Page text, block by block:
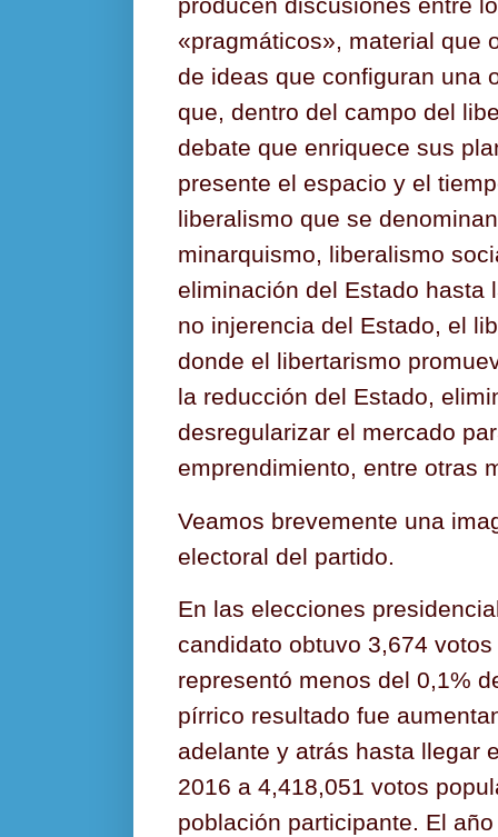
producen discusiones entre
«pragmáticos», material que
de ideas que configuran una
que, dentro del campo del
debate que enriquece sus
presente el espacio y el
liberalismo que se
minarquismo, liberalismo
eliminación del Estado hasta
no injerencia del Estado, el
donde el libertarismo
la reducción del Estado,
desregularizar el mercado
emprendimiento, entre otras
Veamos brevemente una
electoral del partido.
En las elecciones
candidato obtuvo 3,674
representó menos del 0,1%
pírrico resultado fue
adelante y atrás hasta llegar
2016 a 4,418,051 votos
población participante. El